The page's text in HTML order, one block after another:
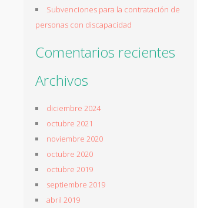
Subvenciones para la contratación de
personas con discapacidad
Comentarios recientes
Archivos
diciembre 2024
octubre 2021
noviembre 2020
octubre 2020
octubre 2019
septiembre 2019
abril 2019